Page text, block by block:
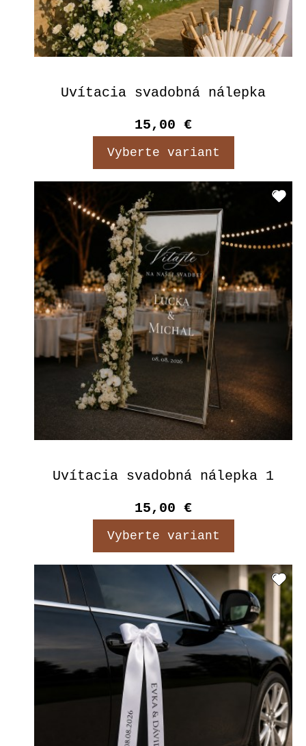
Uvítacia svadobná nálepka
15,00 €
Vyberte variant
Uvítacia svadobná nálepka 1
15,00 €
Vyberte variant